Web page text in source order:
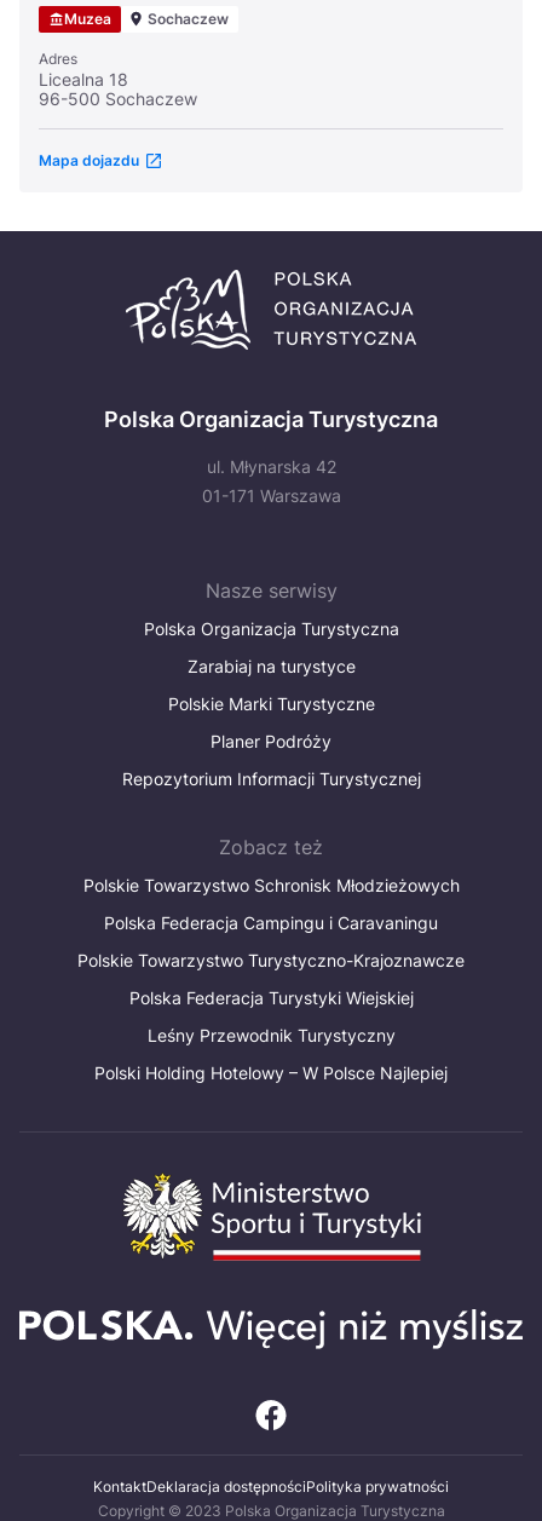
Muzea Sochaczew
Adres
Licealna 18
96-500 Sochaczew
Mapa dojazdu
Polska Organizacja Turystyczna
ul. Młynarska 42
01-171 Warszawa
Nasze serwisy
Polska Organizacja Turystyczna
Zarabiaj na turystyce
Polskie Marki Turystyczne
Planer Podróży
Repozytorium Informacji Turystycznej
Zobacz też
Polskie Towarzystwo Schronisk Młodzieżowych
Polska Federacja Campingu i Caravaningu
Polskie Towarzystwo Turystyczno-Krajoznawcze
Polska Federacja Turystyki Wiejskiej
Leśny Przewodnik Turystyczny
Polski Holding Hotelowy – W Polsce Najlepiej
KontaktDeklaracja dostępnościPolityka prywatności
Copyright © 2023 Polska Organizacja Turystyczna